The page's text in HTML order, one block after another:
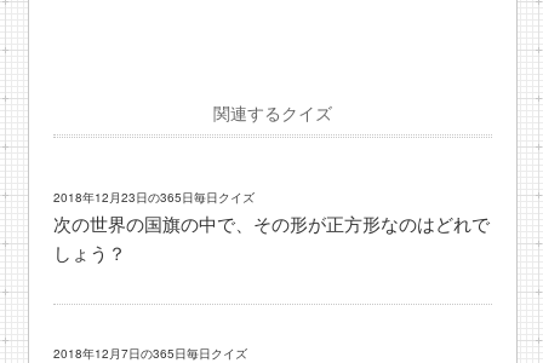
関連するクイズ
2018年12月23日の365日毎日クイズ
次の世界の国旗の中で、その形が正方形なのはどれで
しょう？
2018年12月7日の365日毎日クイズ